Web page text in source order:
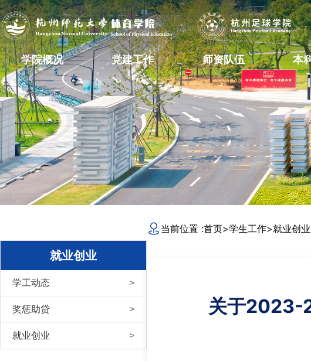
学院概况 党建工作 师资队伍 本
就业创业
学工动态
奖惩助贷
就业创业
当前位置 :首页>学生工作>就业创业
关于2023-